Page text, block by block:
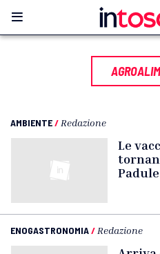
AMBIENTE/ Redazione
Le
ENOGASTRONOMIA/ Redazione